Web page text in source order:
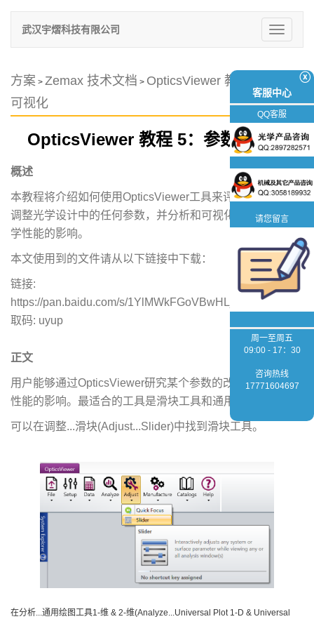
切
换
武汉宇熠科技有限公司
方案 > Zemax 技术文档 > OpticsViewer 教程 5：参数
可视化
OpticsViewer 教程 5：参数可视化
概述
本教程将介绍如何使用OpticsViewer工具来评估系统性能，
调整光学设计中的任何参数，并分析和可视化这些参数对光
学性能的影响。
本文使用到的文件请从以下链接中下载：
链接:
https://pan.baidu.com/s/1YlMWkFGoVBwHLj4qcn8stA 提
取码: uyup
正文
用户能够通过OpticsViewer研究某个参数的改变对系统光学
性能的影响。最适合的工具是滑块工具和通用绘图工具。
可以在调整...滑块(Adjust...Slider)中找到滑块工具。
在分析...通用绘图工具1-维 & 2-维(Analyze...Universal Plot 1-D & Universal
ⓧ
客服中心
QQ客服
请您留言
周一至周五
09:00 - 17：30
咨询热线
17771604697